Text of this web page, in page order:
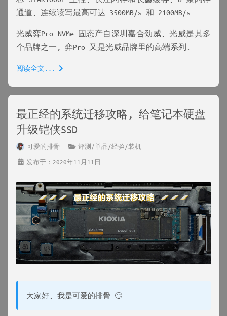
通道, 连续读写最高可达 3500MB/s 和 2100MB/s.
光威弈Pro NVMe 固态产自深圳嘉合劲威, 光威是其多
个品牌之一, 弈Pro 又是光威品牌里的高端系列.
阅读全文...
最正经的系统迁移攻略, 给笔记本硬盘
升级铠侠SSD
可爱的排骨
评测/单品/经验/装机
发布于：2020年11月11日
大家好, 我是可爱的排骨 🙄